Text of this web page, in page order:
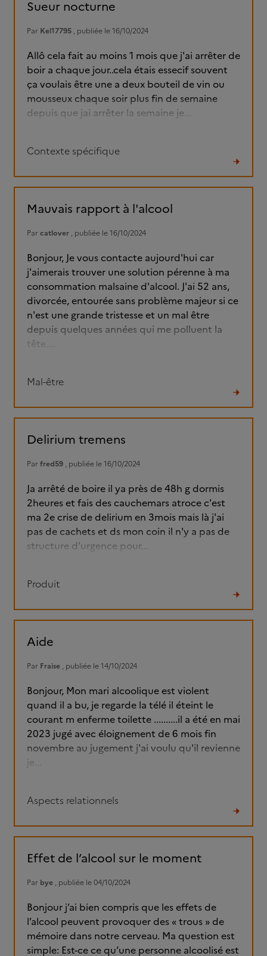
Sueur nocturne
Par Kel17795 , publiée le 16/10/2024
Allô cela fait au moins 1 mois que j'ai arrêter de
boir a chaque jour..cela étais essecif souvent
ça voulais être une a deux bouteil de vin ou
mousseux chaque soir plus fin de semaine
depuis que jai arrêter la semaine je...
Contexte spécifique
le
Mauvais rapport à l'alcool
Par catlover , publiée le 16/10/2024
Bonjour, Je vous contacte aujourd'hui car
j'aimerais trouver une solution pérenne à ma
consommation malsaine d'alcool. J'ai 52 ans,
divorcée, entourée sans problème majeur si ce
n'est une grande tristesse et un mal être
depuis quelques années qui me polluent la
tête....
Mal-être
le
Delirium tremens
Par fred59 , publiée le 16/10/2024
Ja arrêté de boire il ya près de 48h g dormis
2heures et fais des cauchemars atroce c'est
ma 2e crise de delirium en 3mois mais là j'ai
pas de cachets et ds mon coin il n'y a pas de
structure d'urgence pour...
Produit
le
Aide
Par Fraise , publiée le 14/10/2024
Bonjour, Mon mari alcoolique est violent
quand il a bu, je regarde la télé il éteint le
courant m enferme toilette ..........il a été en mai
2023 jugé avec éloignement de 6 mois fin
novembre au jugement j'ai voulu qu'il revienne
je...
Aspects relationnels
le
Effet de l’alcool sur le moment
Par bye , publiée le 04/10/2024
Bonjour j’ai bien compris que les effets de
l’alcool peuvent provoquer des « trous » de
mémoire dans notre cerveau. Ma question est
simple: Est-ce ce qu’une personne alcoolisé est